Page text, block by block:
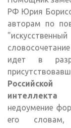
РФ Юрия
авторам по
идет в
Российской
недоумение
его словам,